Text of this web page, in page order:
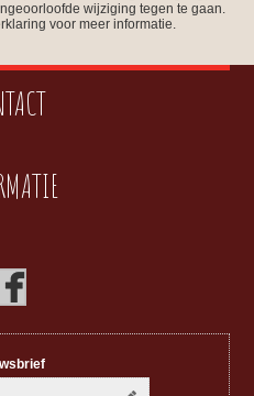
wijziging tegen te gaan.
voor meer informatie.